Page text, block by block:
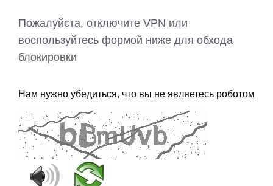
Пожалуйста, отключите VPN или
воспользуйтесь формой ниже для обхода
блокировки
Нам нужно убедиться, что вы не являетесь роботом